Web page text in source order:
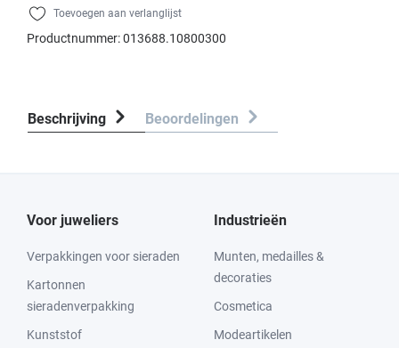
Toevoegen aan verlanglijst
Productnummer:013688.10800300
Beschrijving Beoordelingen
Voor juweliers
Verpakkingen voor sieraden
Kartonnen
sieradenverpakking
Kunststof
Industrieën
Munten, medailles &
decoraties
Cosmetica
Modeartikelen